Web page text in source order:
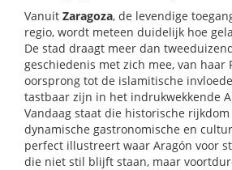
Vanuit Zaragoza, de levendige
regio, wordt meteen duidelijk hoe
De stad draagt meer dan
geschiedenis met zich mee, van haar
oorsprong tot de islamitische
tastbaar zijn in het indrukwekkende
Vandaag staat die historische rijkdom
dynamische gastronomische en
perfect illustreert waar Aragón voor
die niet stil blijft staan, maar